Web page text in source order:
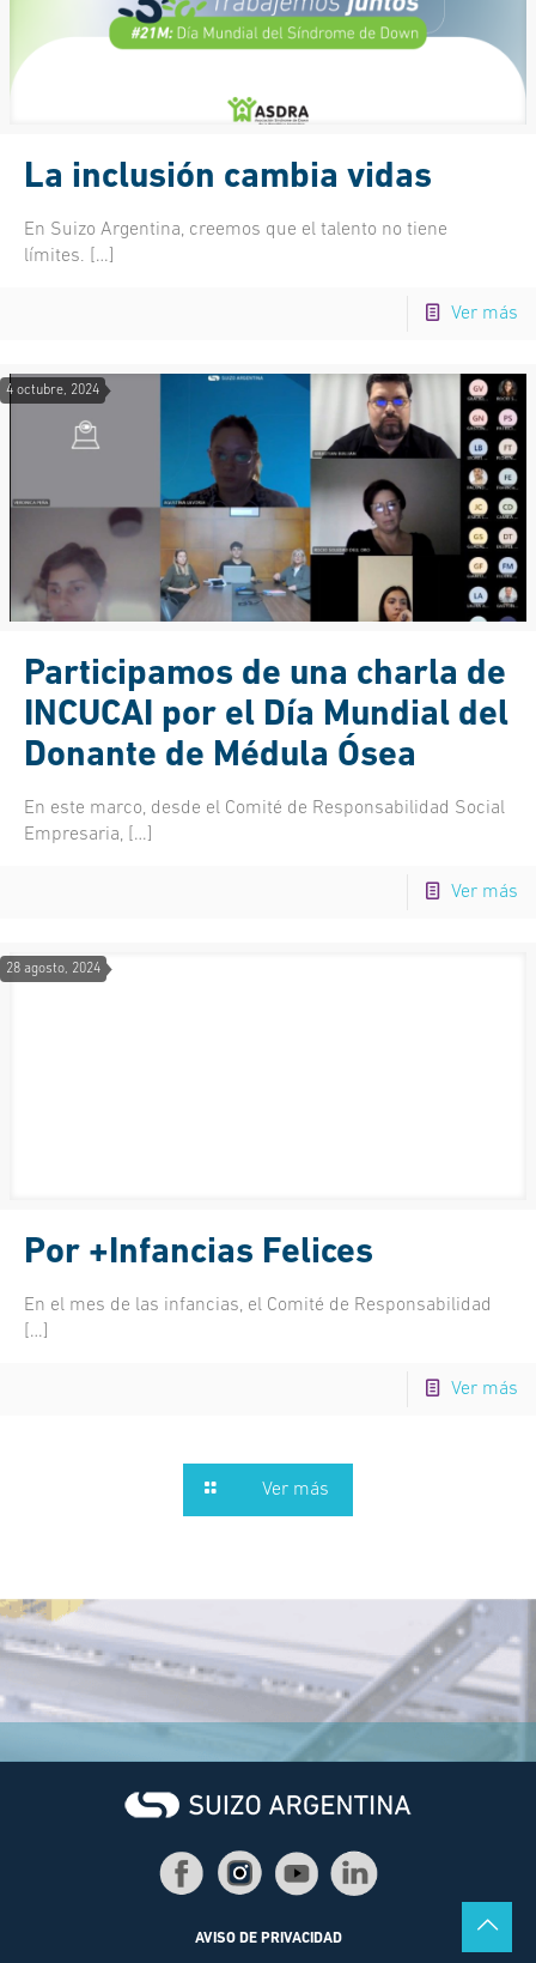
La inclusión cambia vidas
En Suizo Argentina, creemos que el talento no tiene
límites. […]
Ver más
4 octubre, 2024
Participamos de una charla de
INCUCAI por el Día Mundial del
Donante de Médula Ósea
En este marco, desde el Comité de Responsabilidad Social
Empresaria, […]
Ver más
28 agosto, 2024
Por +Infancias Felices
En el mes de las infancias, el Comité de Responsabilidad
[…]
Ver más
Ver más
AVISO DE PRIVACIDAD